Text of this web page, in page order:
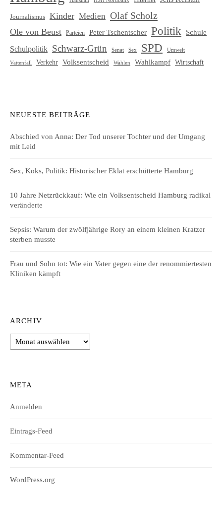
Journalismus Kinder Medien Olaf Scholz
Ole von Beust Parteien Peter Tschentscher Politik
Schule
Schulpolitik Schwarz-Grün Senat Sex SPD Umwelt
Vattenfall Verkehr Volksentscheid Wahlen Wahlkampf Wirtschaft
NEUESTE BEITRÄGE
Abschied von Anna: Der Tod unserer Tochter und der Umgang
mit Leid
Sex, Koks, Politik: Historischer Eklat erschütterte Hamburg
10 Jahre Netzrückkauf: Wie ein Volksentscheid Hamburg radikal
veränderte
Sepsis: Warum der zwölfjährige Rory an einem kleinen Kratzer
sterben musste
Frau und Sohn tot: Wie ein Vater gegen eine der renommiertesten
Kliniken kämpft
ARCHIV
Archiv
META
Anmelden
Eintrags-Feed
Kommentar-Feed
WordPress.org